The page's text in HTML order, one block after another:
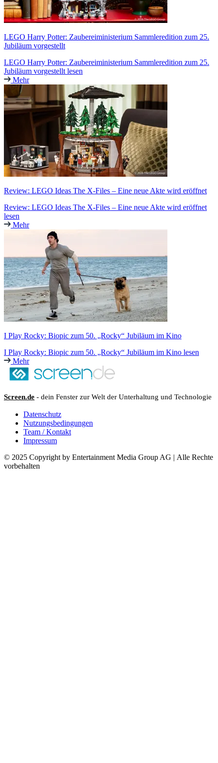
LEGO Harry Potter: Zaubereiministerium Sammleredition zum 25.
Jubiläum vorgestellt
LEGO Harry Potter: Zaubereiministerium Sammleredition zum 25.
Jubiläum vorgestellt lesen
Mehr
Review: LEGO Ideas The X-Files – Eine neue Akte wird eröffnet
Review: LEGO Ideas The X-Files – Eine neue Akte wird eröffnet
lesen
Mehr
I Play Rocky: Biopic zum 50. „Rocky“ Jubiläum im Kino
I Play Rocky: Biopic zum 50. „Rocky“ Jubiläum im Kino lesen
Mehr
Screen.de - dein Fenster zur Welt der Unterhaltung und Technologie
Datenschutz
Nutzungsbedingungen
Team / Kontakt
Impressum
© 2025 Copyright by Entertainment Media Group AG | Alle Rechte
vorbehalten